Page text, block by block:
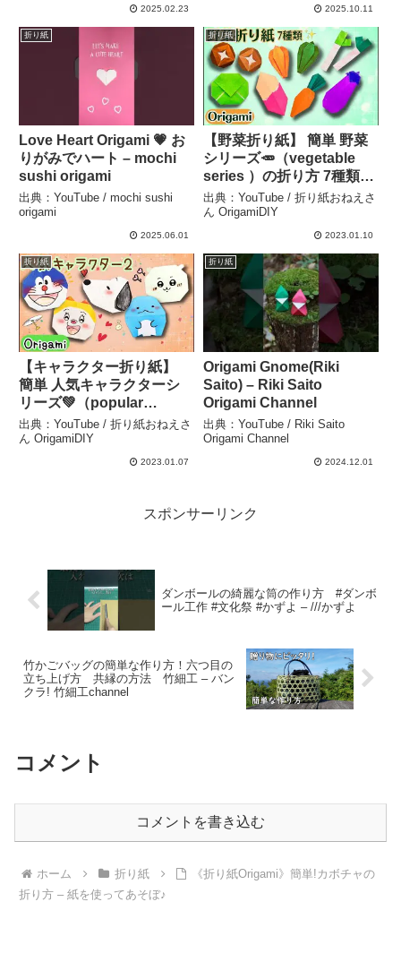
2025.02.23 2025.10.11
折り紙
Love Heart Origami 💗 お
りがみでハート – mochi
sushi origami
出典：YouTube / mochi sushi
origami
2025.06.01
折り紙
【野菜折り紙】 簡単 野菜
シリーズ🥕（vegetable
series ）の折り方 7種類
〈字幕 with subtitles〉 –
折り紙おねえさん
出典：YouTube / 折り紙おねえさ
ん OrigamiDIY
2023.01.10
折り紙
【キャラクター折り紙】
簡単 人気キャラクターシ
リーズ💚（popular
character series ）の折り
方 5種類〈字幕 with
subtitles〉 – 折り紙おねえ
出典：YouTube / 折り紙おねえさ
ん OrigamiDIY
2023.01.07
折り紙
Origami Gnome(Riki
Saito) – Riki Saito
Origami Channel
出典：YouTube / Riki Saito
Origami Channel
2024.12.01
スポンサーリンク
ダンボールの綺麗な筒の作り方 #ダンボ
ール工作 #文化祭 #かずよ – ///かずよ
竹かごバッグの簡単な作り方！六つ目の
立ち上げ方 共縁の方法 竹細工 – バン
クラ! 竹細工channel
コメント
コメントを書き込む
ホーム 折り紙
《折り紙Origami》簡単!カボチャの
折り方 – 紙を使ってあそぼ♪